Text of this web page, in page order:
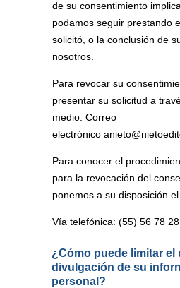
de su consentimiento
podamos seguir prestando
solicitó, o la conclusión de
nosotros.
Para revocar su
presentar su solicitud a
medio: Correo
electrónico
Para conocer el
para la revocación del
ponemos a su disposición
Vía telefónica: (55) 56 78 28
¿Cómo puede limitar el
divulgación de su
personal?